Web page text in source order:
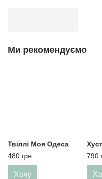
Ми рекомендуємо
Твіллі Моя Одеса
480 грн
Хочу
790